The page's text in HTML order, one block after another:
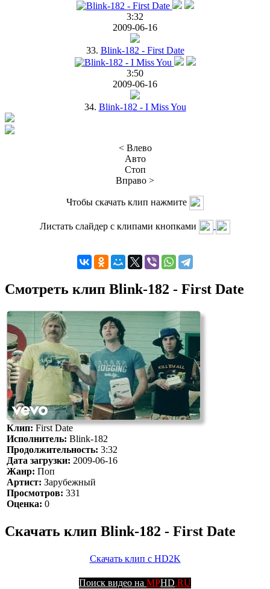
3:32
2009-06-16
33. Blink-182 - First Date
3:50
2009-06-16
34. Blink-182 - I Miss You
< Влево
Авто
Стоп
Вправо >
Чтобы скачать клип нажмите
Листать слайдер с клипами кнопками
Смотреть клип Blink-182 - First Date
Клип:First Date
Исполнитель: Blink-182
Продолжительность: 3:32
Дата загрузки: 2009-06-16
Жанр: Поп
Артист: Зарубежный
Просмотров: 331
Оценка: 0
Скачать клип Blink-182 - First Date
Скачать клип с HD2K
Поиск видео на MPHD.RU